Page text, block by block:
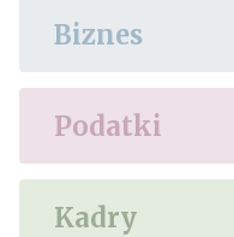
Biznes
Podatki
Kadry